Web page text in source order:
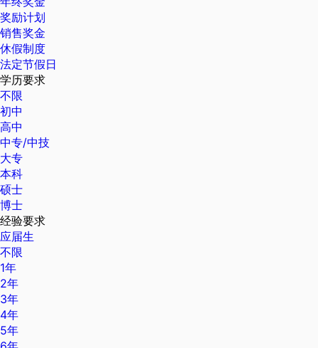
奖励计划
销售奖金
休假制度
法定节假日
学历要求
不限
初中
高中
中专/中技
大专
本科
硕士
博士
经验要求
应届生
不限
1年
2年
3年
4年
5年